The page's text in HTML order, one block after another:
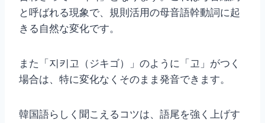
と呼ばれる現象で、規則活用の母音語幹動詞に起
きる自然な変化です。
また「지키고（ジキゴ）」のように「고」がつく
場合は、特に変化なくそのまま発音できます。
韓国語らしく聞こえるコツは、語尾を強く上げす